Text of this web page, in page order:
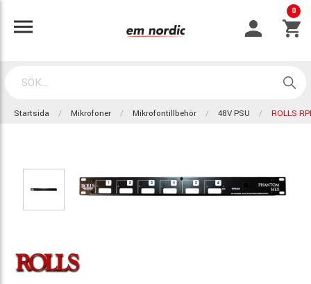
0
Startsida Mikrofoner Mikrofontillbehör 48V PSU ROLLS